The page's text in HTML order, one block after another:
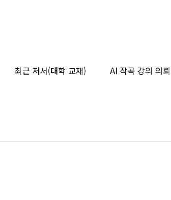
최근 저서(대학 교재) AI 작곡 강의 의뢰